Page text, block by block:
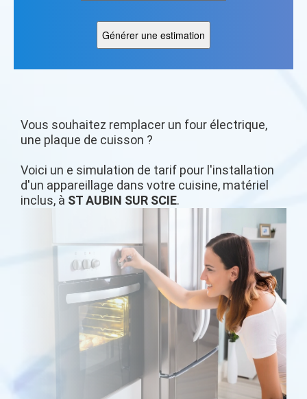
Vous souhaitez remplacer un four électrique,
une plaque de cuisson ?
Voici un e simulation de tarif pour l'installation
d'un appareillage dans votre cuisine, matériel
inclus, à ST AUBIN SUR SCIE.